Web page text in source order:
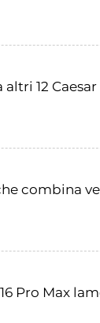
altri 12
combina
16 Pro Max